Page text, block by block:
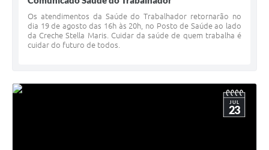
Os atendimentos da Saúde do Trabalhador retornarão no
dia 19 de agosto das 16h às 20h, no Posto de Saúde ao lado
da Creche Stella Maris. Cuidar da saúde de quem trabalha é
cuidar do futuro de todos.
JUL
23